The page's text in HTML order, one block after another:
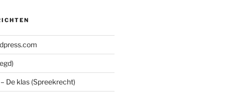
De klas (Spreekrecht)